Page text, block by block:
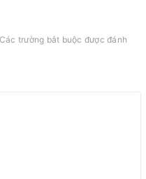
trường bắt buộc được đánh